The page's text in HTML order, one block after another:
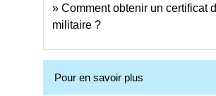
Comment obtenir un certificat
militaire ?
Pour en savoir plus